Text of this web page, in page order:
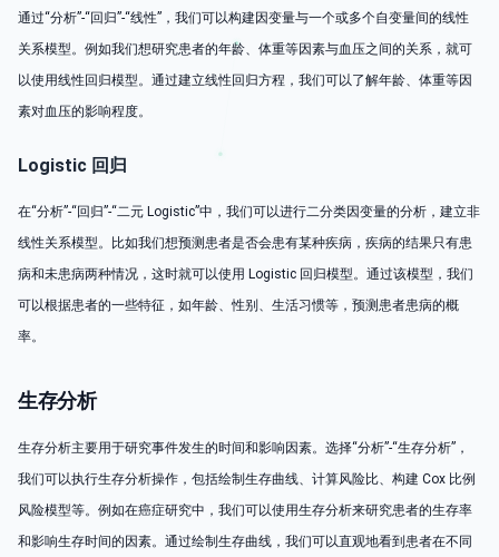
通过“分析”-“回归”-“线性”，我们可以构建因变量与一个或多个自变量间的线性
关系模型。例如我们想研究患者的年龄、体重等因素与血压之间的关系，就可
以使用线性回归模型。通过建立线性回归方程，我们可以了解年龄、体重等因
素对血压的影响程度。
Logistic 回归
在“分析”-“回归”-“二元 Logistic”中，我们可以进行二分类因变量的分析，建立非
线性关系模型。比如我们想预测患者是否会患有某种疾病，疾病的结果只有患
病和未患病两种情况，这时就可以使用 Logistic 回归模型。通过该模型，我们
可以根据患者的一些特征，如年龄、性别、生活习惯等，预测患者患病的概
率。
生存分析
生存分析主要用于研究事件发生的时间和影响因素。选择“分析”-“生存分析”，
我们可以执行生存分析操作，包括绘制生存曲线、计算风险比、构建 Cox 比例
风险模型等。例如在癌症研究中，我们可以使用生存分析来研究患者的生存率
和影响生存时间的因素。通过绘制生存曲线，我们可以直观地看到患者在不同